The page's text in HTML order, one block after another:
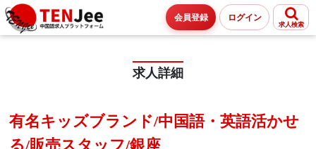
会員登録 ログイン
求人検索
求人詳細
有名キッズブランド/中国語・英語活かせ
る/販売スタッフ/銀座